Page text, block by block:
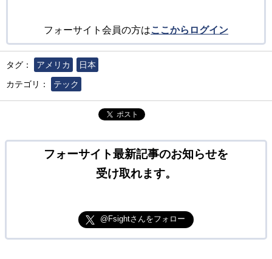
フォーサイト会員の方はここからログイン
タグ： アメリカ
日本
カテゴリ：
テック
ポスト
フォーサイト最新記事のお知らせを
受け取れます。
@Fsightさんをフォロー